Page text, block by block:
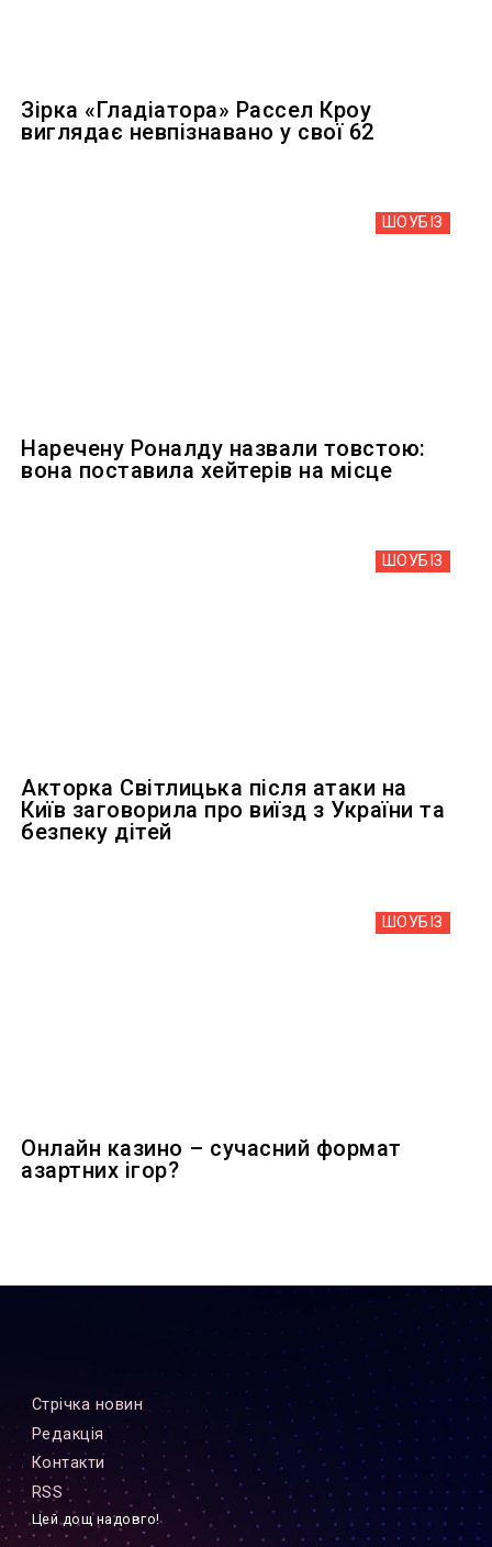
Зірка «Гладіатора» Рассел Кроу
виглядає невпізнавано у свої 62
ШОУБIЗ
Наречену Роналду назвали товстою:
вона поставила хейтерів на місце
ШОУБIЗ
Акторка Світлицька після атаки на
Київ заговорила про виїзд з України та
безпеку дітей
ШОУБIЗ
Онлайн казино – сучасний формат
азартних ігор?
Стрiчка новин
Редакцiя
Контакти
RSS
Цей дощ надовго!